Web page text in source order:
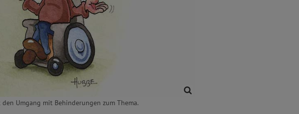
Umgang mit Behinderungen zum Thema.